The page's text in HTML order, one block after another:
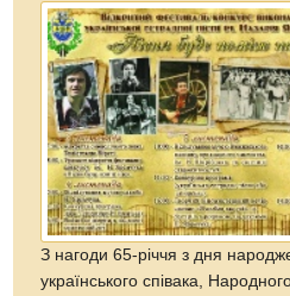
З нагоди 65-річчя з дня
українського співака,